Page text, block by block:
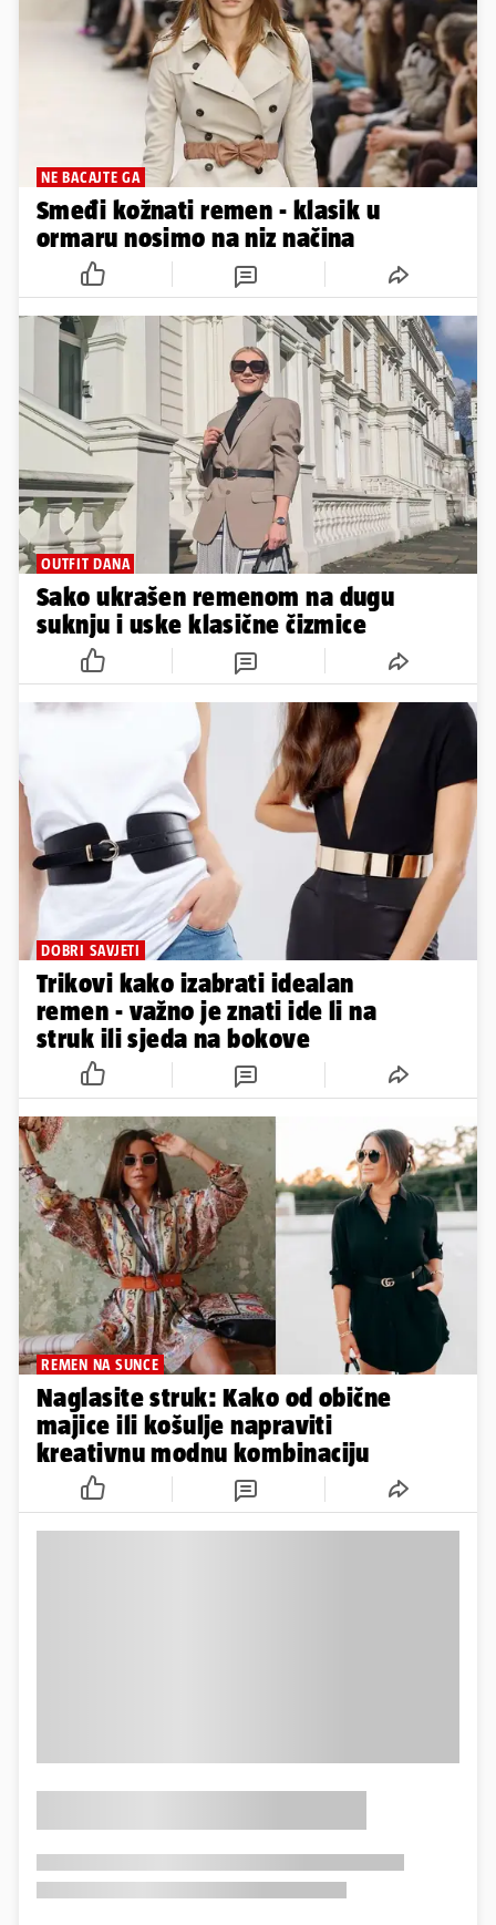
NE BACAJTE GA
Smeđi kožnati remen - klasik u
ormaru nosimo na niz načina
OUTFIT DANA
Sako ukrašen remenom na dugu
suknju i uske klasične čizmice
DOBRI SAVJETI
Trikovi kako izabrati idealan
remen - važno je znati ide li na
struk ili sjeda na bokove
REMEN NA SUNCE
Naglasite struk: Kako od obične
majice ili košulje napraviti
kreativnu modnu kombinaciju